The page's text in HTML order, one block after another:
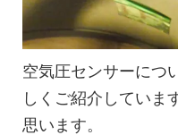
空気圧センサーにつ
しくご紹介していま
思います。